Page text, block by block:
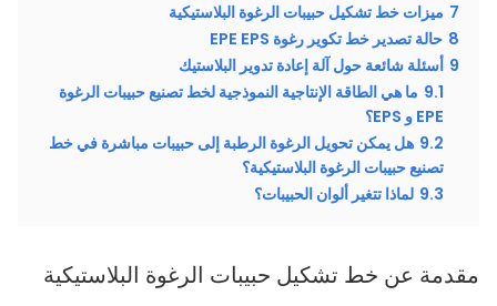
7 ميزات خط تشكيل حبيبات الرغوة البلاستيكية
8 حالة تصدير خط تكوير رغوة EPE EPS
9 أسئلة شائعة حول آلة إعادة تدوير البلاستيك
9.1 ما هي الطاقة الإنتاجية النموذجية لخط تصنيع حبيبات الرغوة
EPE و EPS؟
9.2 هل يمكن تحويل الرغوة الرطبة إلى حبيبات مباشرة في خط
تصنيع حبيبات الرغوة البلاستيكية؟
9.3 لماذا تتغير ألوان الحبيبات؟
مقدمة عن خط تشكيل حبيبات الرغوة البلاستيكية